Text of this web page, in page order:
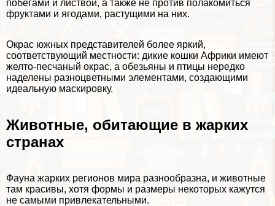
побегами и листвой, а также не против полакомиться
фруктами и ягодами, растущими на них.
Окрас южных представителей более яркий,
соответствующий местности: дикие кошки Африки имеют
желто-песчаный окрас, а обезьяны и птицы нередко
наделены разноцветными элементами, создающими
идеальную маскировку.
Животные, обитающие в жарких
странах
Фауна жарких регионов мира разнообразна, и животные
там красивы, хотя формы и размеры некоторых кажутся
не самыми привлекательными.